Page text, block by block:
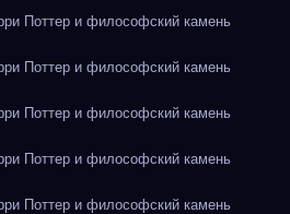
Поттер и философский камень
Поттер и философский камень
Поттер и философский камень
Поттер и философский камень
Поттер и философский камень